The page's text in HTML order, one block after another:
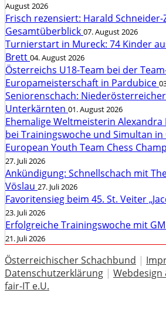
August 2026
Frisch rezensiert: Harald Schneider-
Gesamtüberblick 07. August 2026
Turnierstart in Mureck: 74 Kinder
Brett 04. August 2026
Österreichs U18-Team bei der
Europameisterschaft in Pardubice
Seniorenschach:
Unterkärnten 01. August 2026
Ehemalige Weltmeisterin
bei Trainingswoche und Simultan
European Youth Team Chess
27. Juli 2026
Ankündigung: Schnellschach mit
Vöslau 27. Juli 2026
Favoritensieg beim 45. St. Veiter
23. Juli 2026
Erfolgreiche Trainingswoche mit
21. Juli 2026
Österreichischer Schachbund |
Datenschutzerklärung |
fair-IT e.U.